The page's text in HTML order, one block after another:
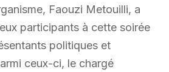
Faouzi Metouilli, a
participants à cette soirée
politiques et
ceux-ci, le chargé